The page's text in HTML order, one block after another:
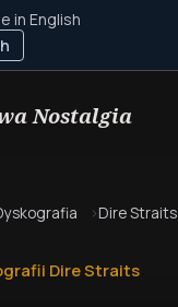
in English
Nostalgia
Dire Straits
Dire Straits